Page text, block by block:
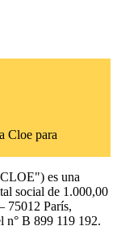
Cloe para
es una
social de 1.000,00
75012 París,
n° B 899 119 192.